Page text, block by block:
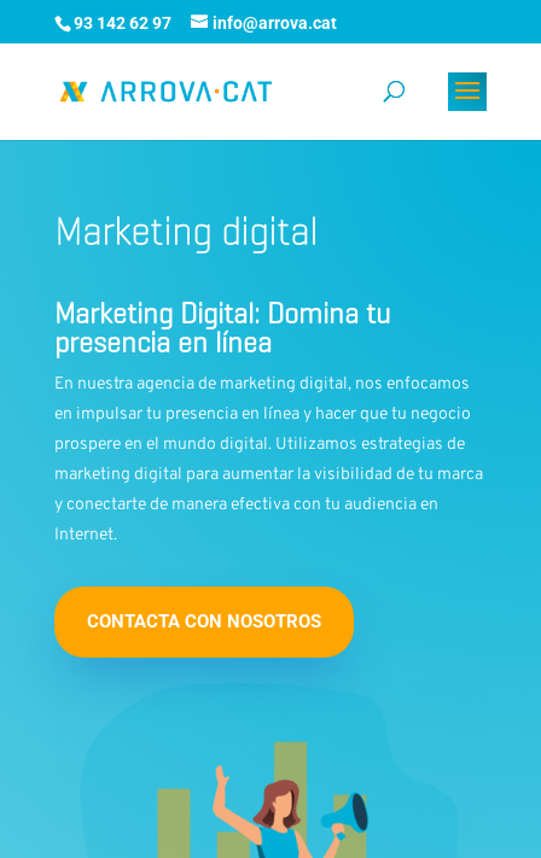
93 142 62 97 info@arrova.cat
Marketing digital
Marketing Digital: Domina tu
presencia en línea
En nuestra agencia de marketing digital, nos enfocamos
en impulsar tu presencia en línea y hacer que tu negocio
prospere en el mundo digital. Utilizamos estrategias de
marketing digital para aumentar la visibilidad de tu marca
y conectarte de manera efectiva con tu audiencia en
Internet.
CONTACTA CON NOSOTROS